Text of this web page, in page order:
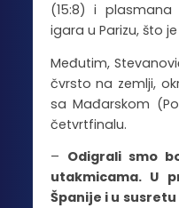
(15:8) i plasmana
igara u Parizu, što
Međutim,
čvrsto na zemlji,
sa Mađarskom
četvrtfinalu.
– Odigrali smo
utakmicama. U
Španije i u